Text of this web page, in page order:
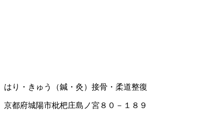
はり・きゅう（鍼・灸） 接骨・柔道整復
京都府城陽市枇杷庄島ノ宮８０－１８９